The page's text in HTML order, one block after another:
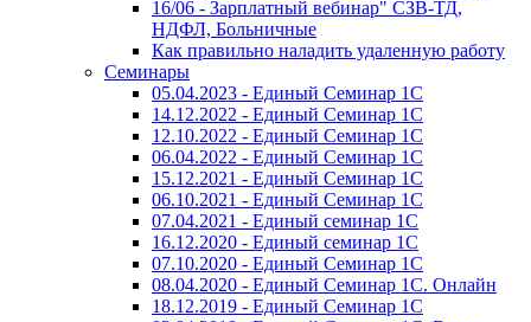
16/06 - Зарплатный вебинар" СЗВ-ТД,
НДФЛ, Больничные
Как правильно наладить удаленную работу
Семинары
05.04.2023 - Единый Семинар 1С
14.12.2022 - Единый Семинар 1С
12.10.2022 - Единый Семинар 1С
06.04.2022 - Единый Семинар 1С
15.12.2021 - Единый Семинар 1С
06.10.2021 - Единый Семинар 1С
07.04.2021 - Единый семинар 1С
16.12.2020 - Единый семинар 1С
07.10.2020 - Единый Семинар 1С
08.04.2020 - Единый Семинар 1С. Онлайн
18.12.2019 - Единый Семинар 1С